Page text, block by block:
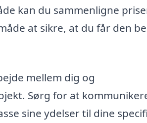
kan du sammenligne
at sikre, at du får den
mellem dig og
Sørg for at
sine ydelser til dine